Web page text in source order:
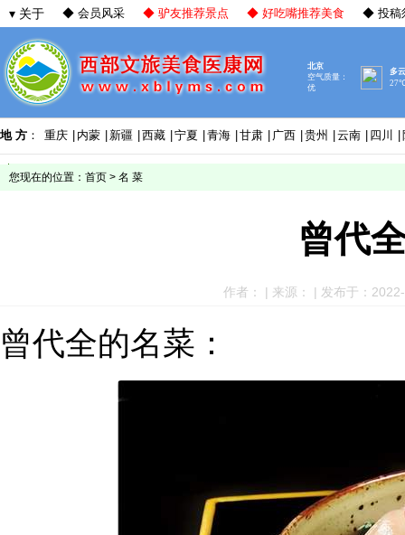
▾ 关于 ◆ 会员风采 ◆ 驴友推荐景点 ◆ 好吃嘴推荐美食 ◆ 投稿
地 方 ： 重庆 内蒙 新疆 西藏 宁夏 青海 甘肃 广西 贵州 云南 四川
您现在的位置： 首页 > 名 菜
曾代
作者： | 来源： | 发布于：
曾代全的名菜：